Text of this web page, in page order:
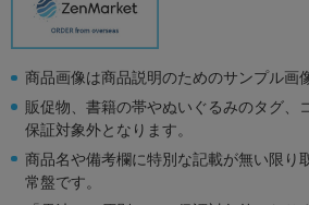
商品画像は商品説明のためのサンプル画
販促物、書籍の帯やぬいぐるみのタグ、
保証対象外となります。
商品名や備考欄に特別な記載が無い限り
常盤です。